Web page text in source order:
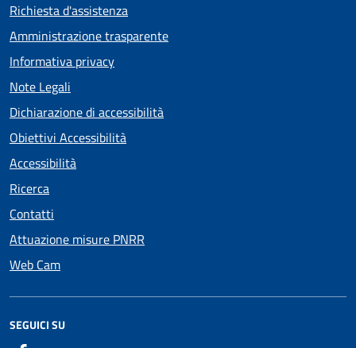
Richiesta d'assistenza
Amministrazione trasparente
Informativa privacy
Note Legali
Dichiarazione di accessibilità
Obiettivi Accessibilità
Accessibilità
Ricerca
Contatti
Attuazione misure PNRR
Web Cam
SEGUICI SU